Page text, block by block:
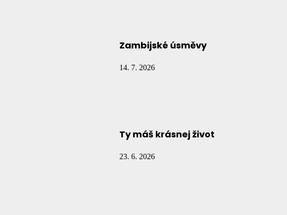
Zambijské úsměvy
14. 7. 2026
Ty máš krásnej život
23. 6. 2026